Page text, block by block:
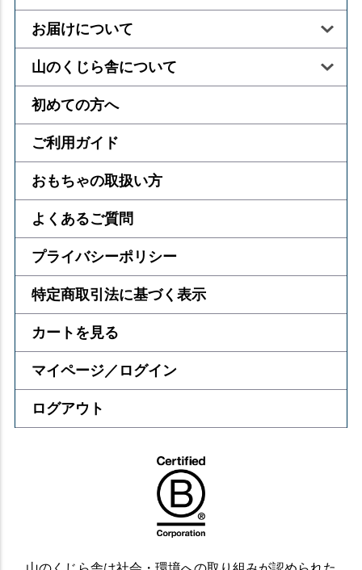
お届けについて
山のくじら舎について
初めての方へ
ご利用ガイド
おもちゃの取扱い方
よくあるご質問
プライバシーポリシー
特定商取引法に基づく表示
カートを見る
マイページ／ログイン
ログアウト